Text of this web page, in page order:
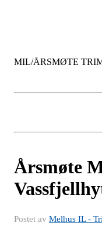
MIL/ÅRSMØTE
Årsmøte
Postet av Melhus IL -